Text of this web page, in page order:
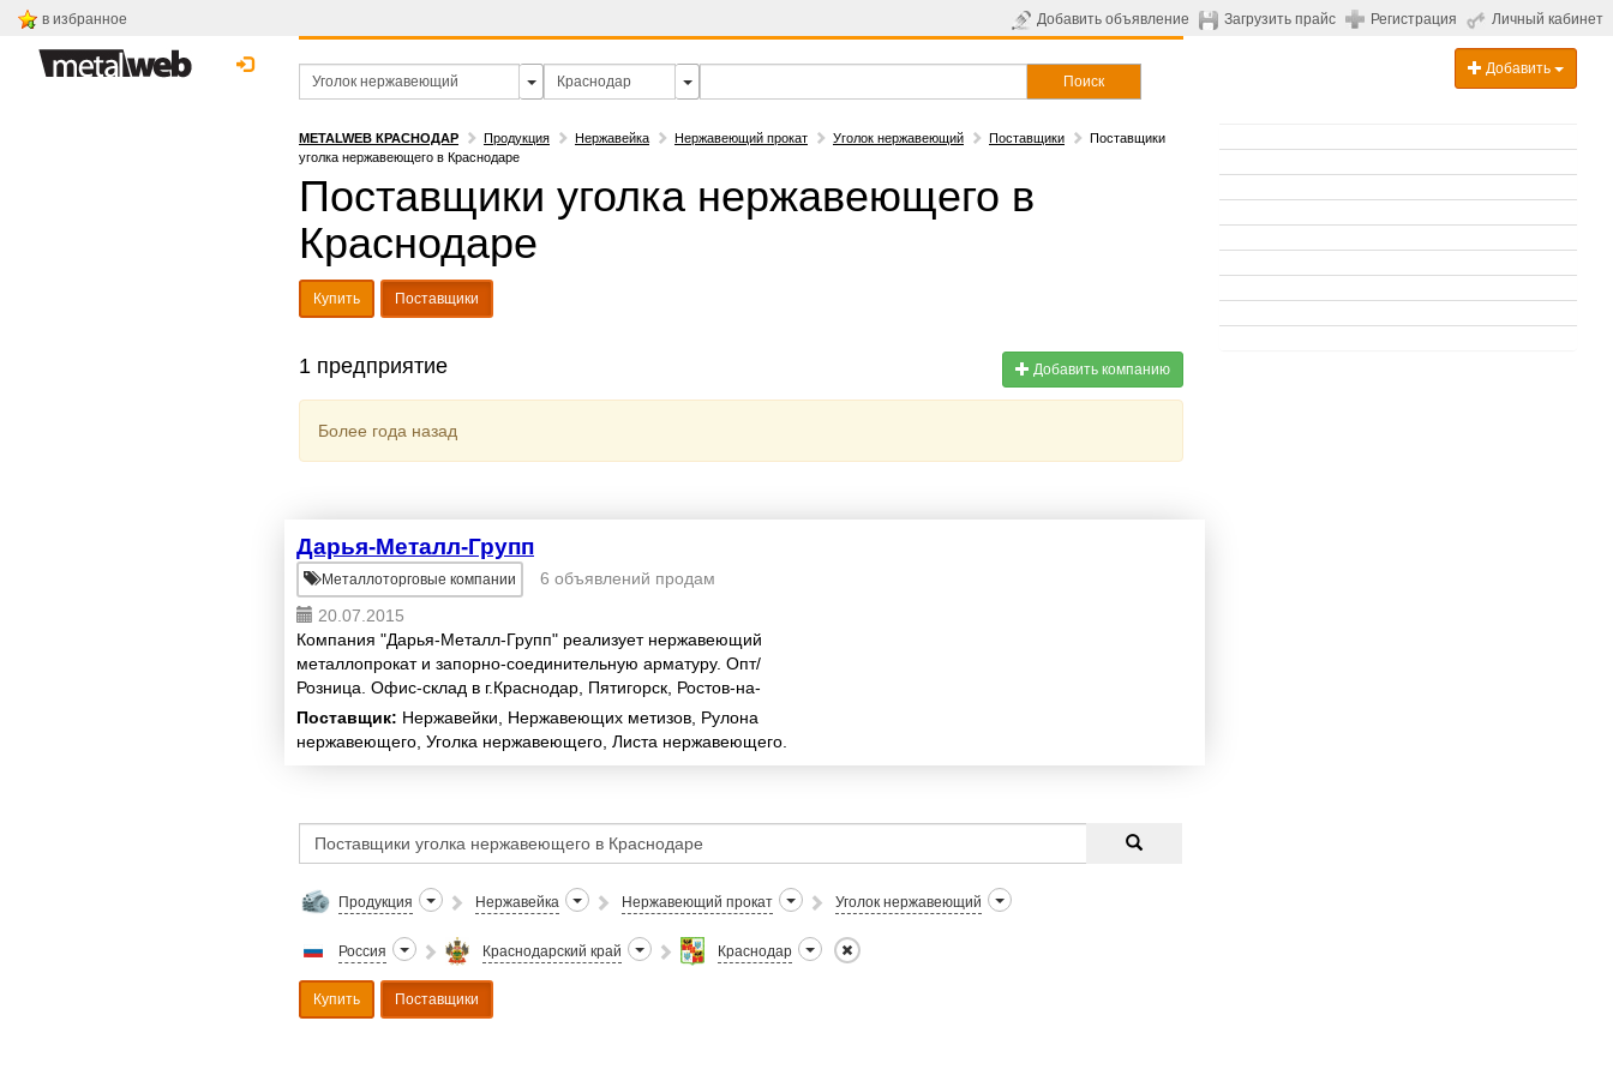
в избранное Добавить объявление Загрузить прайс Регистрация Личный кабинет
Поиск
Добавить
METALWEB КРАСНОДАР Продукция Нержавейка Нержавеющий прокат Уголок нержавеющий Поставщики
Поставщики
уголка нержавеющего в Краснодаре
Поставщики уголка нержавеющего в
Краснодаре
Купить Поставщики
1 предприятие Добавить компанию
Более года назад
Дарья-Металл-Групп
Металлоторговые компании
6 объявлений продам
20.07.2015
Компания "Дарья-Металл-Групп" реализует нержавеющий
металлопрокат и запорно-соединительную арматуру. Опт/
Розница. Офис-склад в г.Краснодар, Пятигорск, Ростов-на-
Дону. Скидки. Доставка.
Поставщик: Нержавейки, Нержавеющих метизов, Рулона
нержавеющего, Уголка нержавеющего, Листа нержавеющего.
Продукция Нержавейка Нержавеющий прокат Уголок нержавеющий
Россия Краснодарский край Краснодар
Купить Поставщики